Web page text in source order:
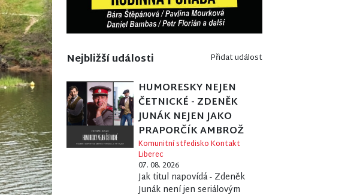
Nejbližší události Přidat událost
HUMORESKY NEJEN
ČETNICKÉ - ZDENĚK
JUNÁK NEJEN JAKO
PRAPORČÍK AMBROŽ
Komunitní středisko Kontakt
Liberec
07. 08. 2026
Jak titul napovídá - Zdeněk
Junák není jen seriálovým